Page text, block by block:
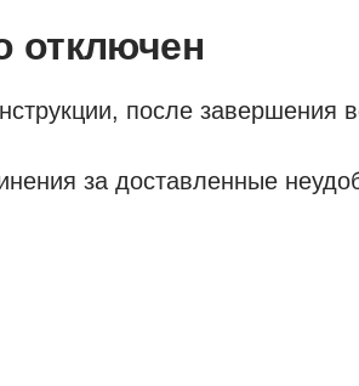
отключен
после завершения
за доставленные